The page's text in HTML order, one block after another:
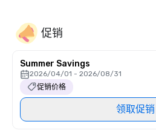
促销
Summer Savings
2026/04/01 - 2026/08/31
促销价格
领取促销